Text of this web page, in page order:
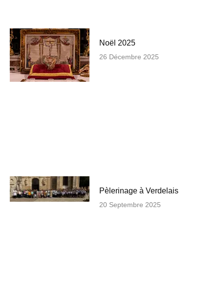
Noël 2025
26 Décembre 2025
Pèlerinage à Verdelais
20 Septembre 2025